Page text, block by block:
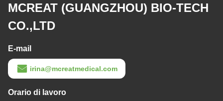
MCREAT (GUANGZHOU) BIO-TECH
CO.,LTD
E-mail
irina@mcreatmedical.com
Orario di lavoro